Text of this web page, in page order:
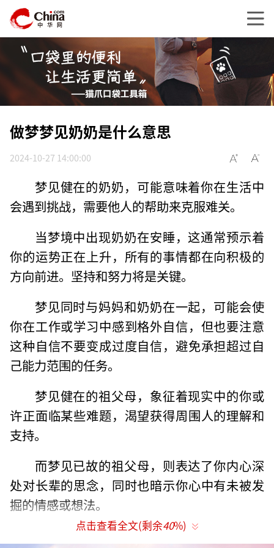
做梦梦见奶奶是什么意思
2024-10-27 14:00:00
梦见健在的奶奶，可能意味着你在生活中
会遇到挑战，需要他人的帮助来克服难关。
当梦境中出现奶奶在安睡，这通常预示着
你的运势正在上升，所有的事情都在向积极的
方向前进。坚持和努力将是关键。
梦见同时与妈妈和奶奶在一起，可能会使
你在工作或学习中感到格外自信，但也要注意
这种自信不要变成过度自信，避免承担超过自
己能力范围的任务。
梦见健在的祖父母，象征着现实中的你或
许正面临某些难题，渴望获得周围人的理解和
支持。
而梦见已故的祖父母，则表达了你内心深
处对长辈的思念，同时也暗示你心中有未被发
掘的情感或想法。
梦见奶奶在梦中生气，意味着你将在爱情
点击查看全文(剩余40%)